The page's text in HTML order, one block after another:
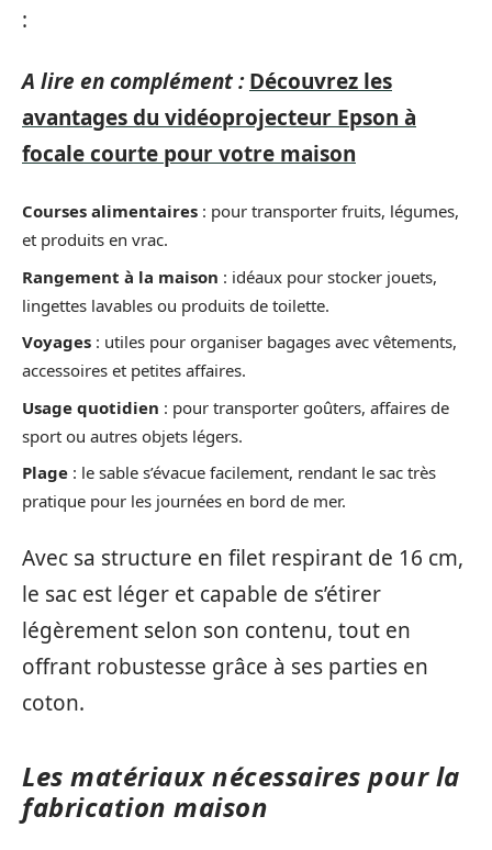
:
A lire en complément : Découvrez les
avantages du vidéoprojecteur Epson à
focale courte pour votre maison
Courses alimentaires : pour transporter fruits, légumes,
et produits en vrac.
Rangement à la maison : idéaux pour stocker jouets,
lingettes lavables ou produits de toilette.
Voyages : utiles pour organiser bagages avec vêtements,
accessoires et petites affaires.
Usage quotidien : pour transporter goûters, affaires de
sport ou autres objets légers.
Plage : le sable s’évacue facilement, rendant le sac très
pratique pour les journées en bord de mer.
Avec sa structure en filet respirant de 16 cm,
le sac est léger et capable de s’étirer
légèrement selon son contenu, tout en
offrant robustesse grâce à ses parties en
coton.
Les matériaux nécessaires pour la
fabrication maison